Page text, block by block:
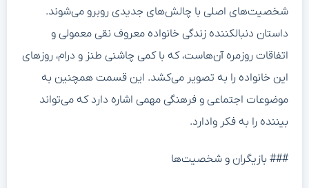
شخصیت‌های اصلی با چالش‌های جدیدی روبرو می‌شوند.
داستان دنبالکننده زندگی خانواده معروف نقی معمولی و
اتفاقات روزمره آن‌هاست، که با کمی چاشنی طنز و درام، روزهای
این خانواده را به تصویر می‌کشد. این قسمت همچنین به
موضوعات اجتماعی و فرهنگی مهمی اشاره دارد که می‌تواند
بیننده را به فکر وادارد.
### بازیگران و شخصیت‌ها